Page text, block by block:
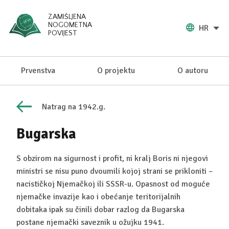
ZAMIŠLJENA
NOGOMETNA
POVIJEST
HR
Prvenstva O projektu O autoru
Natrag na 1942.g.
Bugarska
S obzirom na sigurnost i profit, ni kralj Boris ni njegovi
ministri se nisu puno dvoumili kojoj strani se prikloniti –
nacističkoj Njemačkoj ili SSSR-u. Opasnost od moguće
njemačke invazije kao i obećanje teritorijalnih
dobitaka ipak su činili dobar razlog da Bugarska
postane njemački saveznik u ožujku 1941.